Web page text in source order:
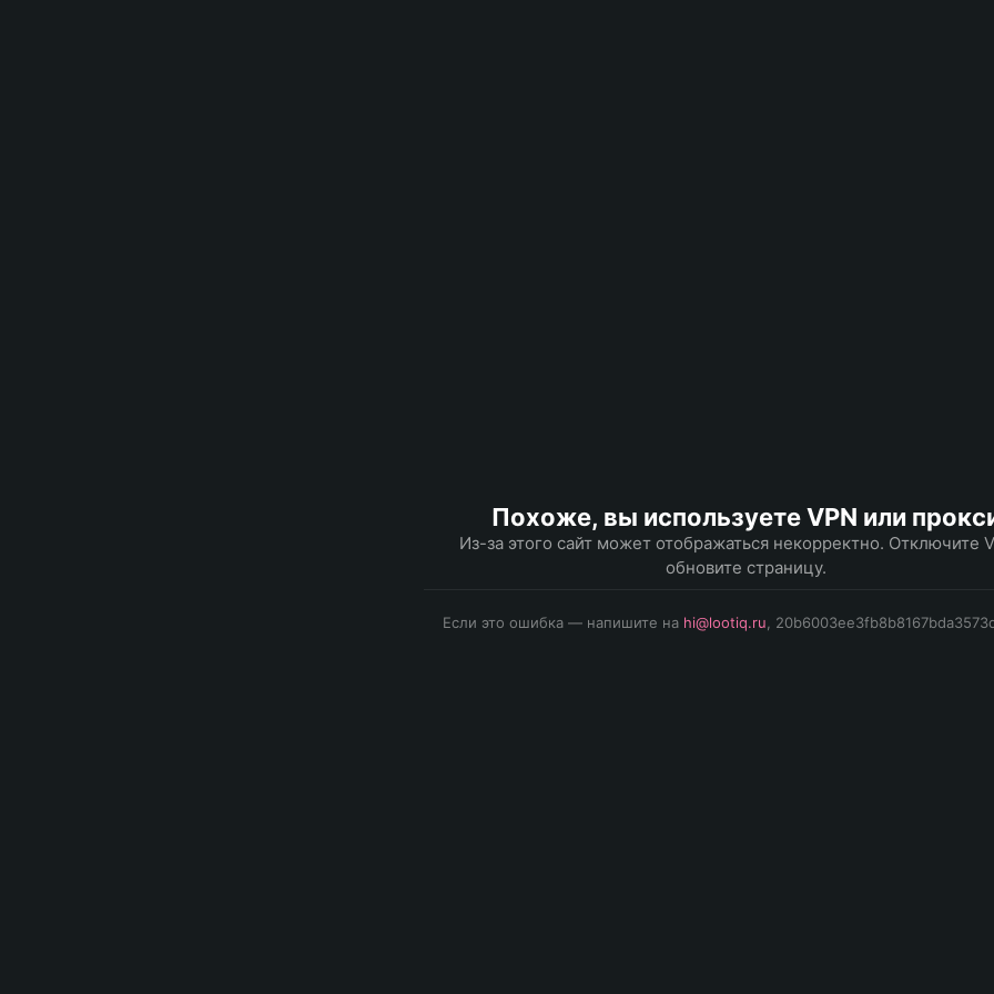
Похоже, вы используете VPN или
Из-за этого сайт может отображаться некорректно. Отключите
обновите страницу.
Если это ошибка — напишите на hi@lootiq.ru ,